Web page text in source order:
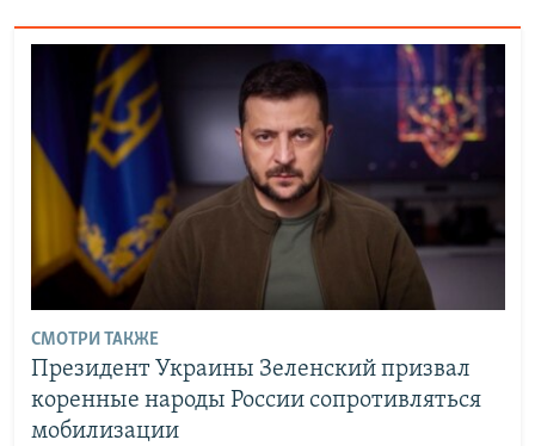
СМОТРИ ТАКЖЕ
Президент Украины Зеленский призвал
коренные народы России сопротивляться
мобилизации